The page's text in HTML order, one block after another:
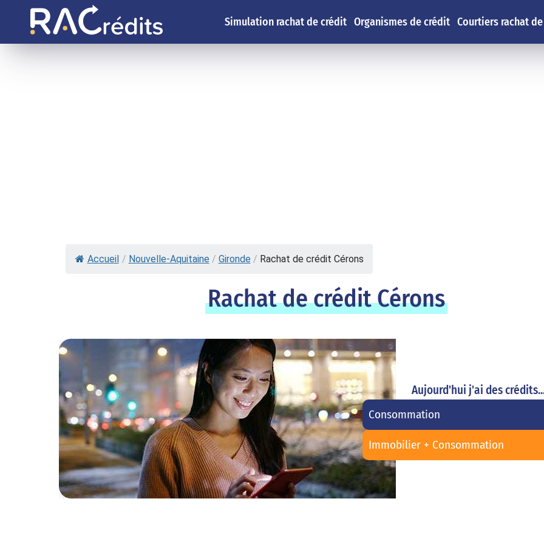
Simulation rachat de crédit Organismes de crédit Courtiers rachat
Accueil / Nouvelle-Aquitaine / Gironde / Rachat de crédit Cérons
Rachat de crédit Cérons
Aujourd'hui j'ai des
Consommation
Immobilier + Consommation